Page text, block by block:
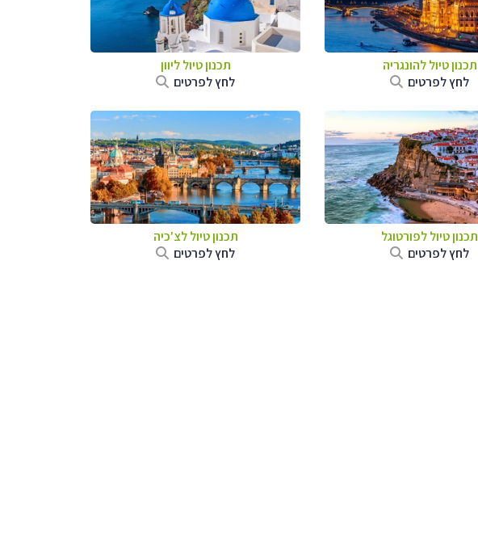
תכנון טיול להונגריה
לחץ לפרטים
תכנון טיול ליוון
לחץ לפרטים
תכנון טיול לפורטוגל
לחץ לפרטים
תכנון טיול לצ'כיה
לחץ לפרטים